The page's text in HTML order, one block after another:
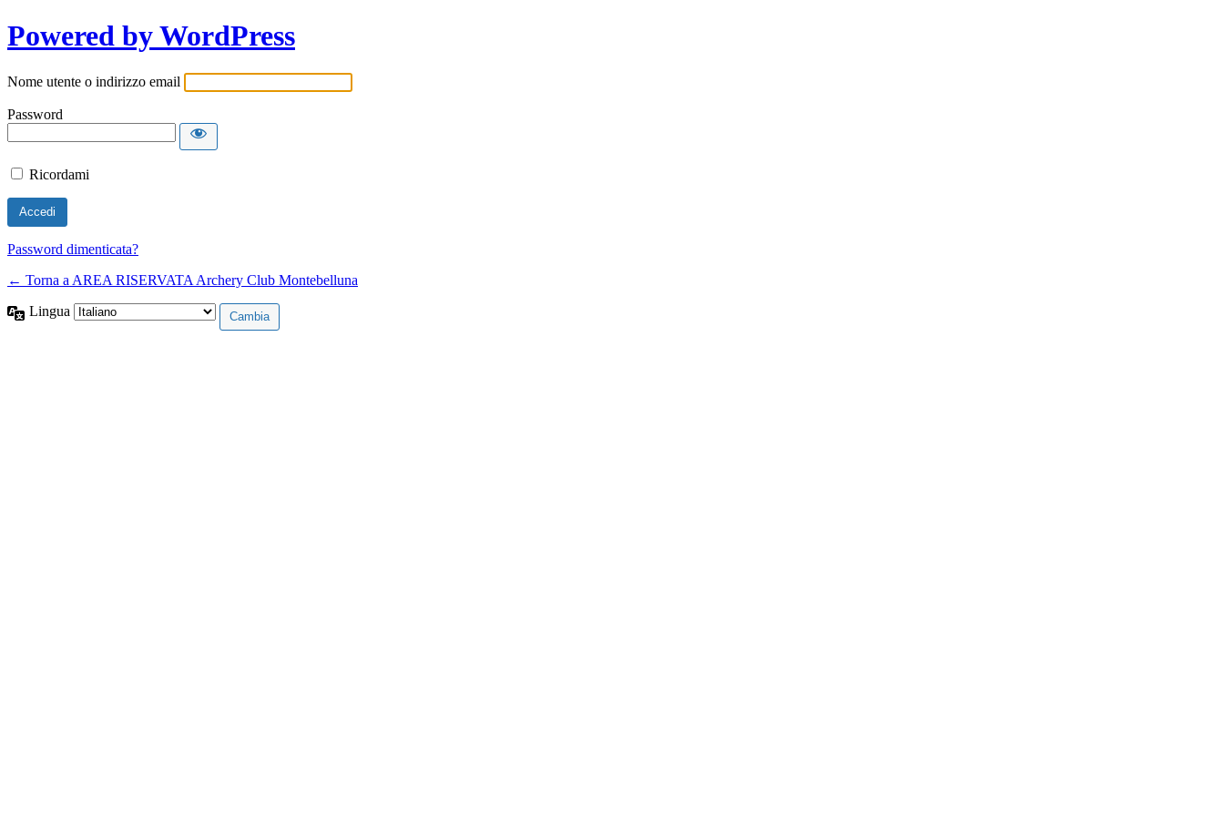
Powered by WordPress
Nome utente o indirizzo email
Password
Ricordami
Password dimenticata?
← Torna a AREA RISERVATA Archery Club Montebelluna
Lingua